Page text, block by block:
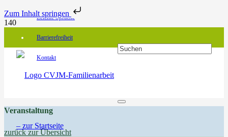
Zum Inhalt springen
Leichte Sprache
Barrierefreiheit
Kontakt
Veranstaltung
zurück zur Übersicht